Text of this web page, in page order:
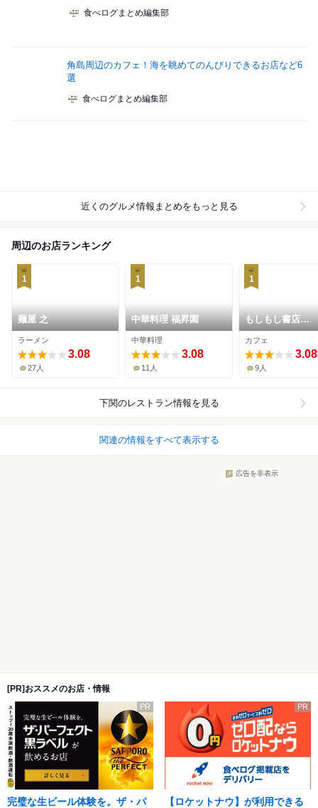
食べログまとめ編集部
角島周辺のカフェ！海を眺めてのんびりできるお店など6
選
食べログまとめ編集部
近くのグルメ情報まとめをもっと見る
周辺のお店ランキング
1
麺屋 之
ラーメン
3.08
27人
1
中華料理 福昇園
中華料理
3.08
11人
1
もしもし書店
cafe&books
カフェ
3.08
9人
下関のレストラン情報を見る
関連の情報をすべて表示する
広告を非表示
[PR]おススメのお店・情報
PR
完璧な生ビール体験を。ザ・パ
PR
【ロケットナウ】が利用できる